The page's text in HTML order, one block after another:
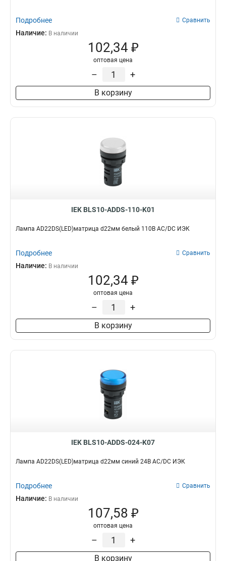
Подробнее Сравнить
Наличие: В наличии
102,34 ₽
оптовая цена
– +
В корзину
IEK BLS10-ADDS-110-K01
Лампа AD22DS(LED)матрица d22мм белый 110В AC/DC ИЭК
Подробнее Сравнить
Наличие: В наличии
102,34 ₽
оптовая цена
– +
В корзину
IEK BLS10-ADDS-024-K07
Лампа AD22DS(LED)матрица d22мм синий 24В AC/DC ИЭК
Подробнее Сравнить
Наличие: В наличии
107,58 ₽
оптовая цена
– +
В корзину